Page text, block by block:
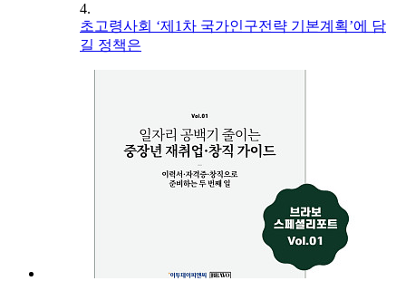
4.
초고령사회 ‘제1차 국가인구전략 기본계획’에 담
길 정책은